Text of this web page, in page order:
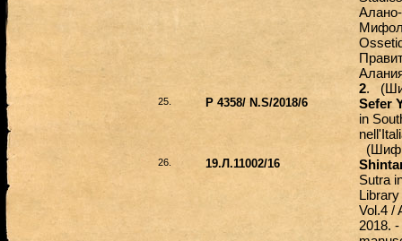
2.
25. Р 4358/ N.S/2018/6
Sefer
in
(
26. 19.Л.11002/16
Sutra
Vol.4 /
2018.